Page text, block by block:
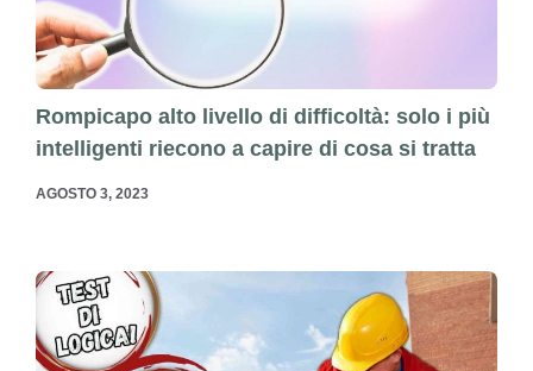
Rompicapo alto livello di difficoltà: solo i più
intelligenti riecono a capire di cosa si tratta
AGOSTO 3, 2023